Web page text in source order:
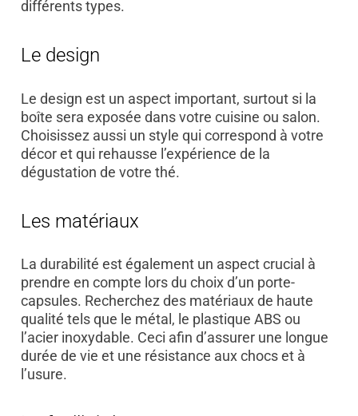
différents types.
Le design
Le design est un aspect important, surtout si la
boîte sera exposée dans votre cuisine ou salon.
Choisissez aussi un style qui correspond à votre
décor et qui rehausse l’expérience de la
dégustation de votre thé.
Les matériaux
La durabilité est également un aspect crucial à
prendre en compte lors du choix d’un porte-
capsules. Recherchez des matériaux de haute
qualité tels que le métal, le plastique ABS ou
l’acier inoxydable. Ceci afin d’assurer une longue
durée de vie et une résistance aux chocs et à
l’usure.